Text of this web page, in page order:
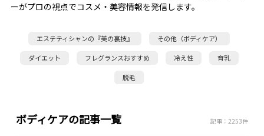
ーがプロの視点でコスメ・美容情報を発信します。
エステティシャンの『美の裏技』 その他（ボディケア）
ダイエット フレグランスおすすめ 冷え性 育乳
脱毛
ボディケアの記事一覧 記事：2253件